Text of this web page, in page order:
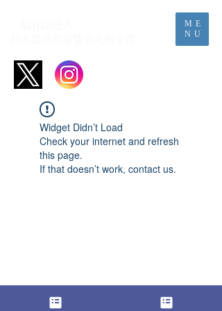
ME
NU
Widget Didn’t Load
Check your internet and refresh
this page.
If that doesn’t work, contact us.
​個人情報および応募原稿の取り扱いについて